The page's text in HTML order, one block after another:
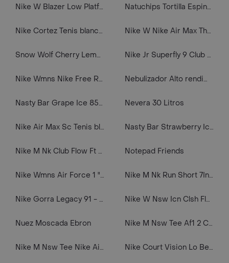
Nike W Blazer Low Platform Tenis blanco de mujer lifestyle Natuchips Tortilla Espinaca Display
Nike Cortez Tenis blanco de hombre lifestyle Nike W Nike Air Max Thea Prm Tenis beige de mujer lifestyle
Snow Wolf Cherry Lemon 15000puff Nike Jr Superfly 9 Club Tf Guayos negro de niño para futbol
Nike Wmns Nike Free Rn 2018 Gpx Rs Tenis multicolor de mujer para correr Nebulizador Alto rendimiento Nube 7000
Nasty Bar Grape Ice 8500puff Nevera 30 Litros
Nike Air Max Sc Tenis blanco de hombre lifestyle Nasty Bar Strawberry Ice 8500puff
Nike M Nk Club Flow Ft Short Pantaloneta gris de hombre lifestyle Notepad Friends
Nike Wmns Air Force 1 "07 Se Prm Tenis negro de mujer lifestyle Nike M Nk Run Short 7In Pantaloneta azul de hombre para correr
Nike Gorra Legacy 91 - 892651-100 Nike W Nsw Icn Clsh Flc Hoodie Hoodie negro de mujer lifestyle
Nuez Moscada Ebron Nike M Nsw Tee Af1 2 Camiseta Manga Corta blanco de hombre lifestyle
Nike M Nsw Tee Nike Air Gx 2 Camiseta Manga Corta negro de hombre lifestyle Nike Court Vision Lo Be Tenis de hombre lifestyle marca Nike